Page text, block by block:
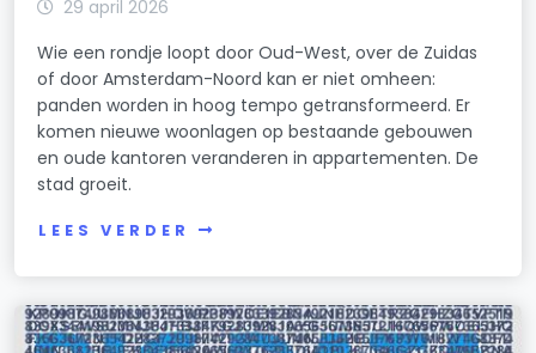
29 april 2026
Wie een rondje loopt door Oud-West, over de Zuidas
of door Amsterdam-Noord kan er niet omheen:
panden worden in hoog tempo getransformeerd. Er
komen nieuwe woonlagen op bestaande gebouwen
en oude kantoren veranderen in appartementen. De
stad groeit.
LEES VERDER